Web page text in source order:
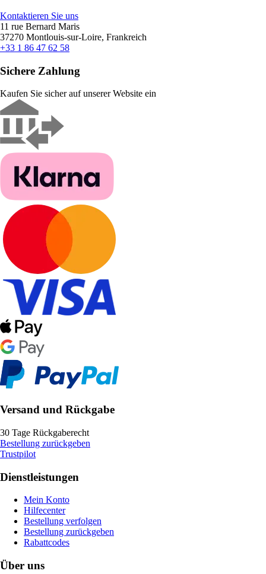
Kontaktieren Sie uns
11 rue Bernard Maris
37270 Montlouis-sur-Loire, Frankreich
+33 1 86 47 62 58
Sichere Zahlung
Kaufen Sie sicher auf unserer Website ein
Versand und Rückgabe
30 Tage Rückgaberecht
Bestellung zurückgeben
Trustpilot
Dienstleistungen
Mein Konto
Hilfecenter
Bestellung verfolgen
Bestellung zurückgeben
Rabattcodes
Über uns